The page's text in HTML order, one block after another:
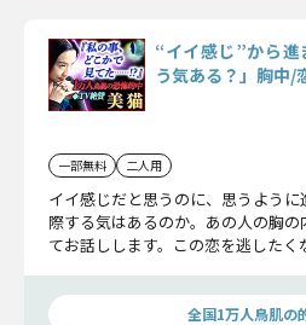
“イイ感じ”から進
う気ある？」胸中/
一部無料 二人用
イイ感じだと思うのに、思うよう
際する気はあるのか。あの人の胸
てお話しします。この恋を逃した
全国1万人鳥肌の